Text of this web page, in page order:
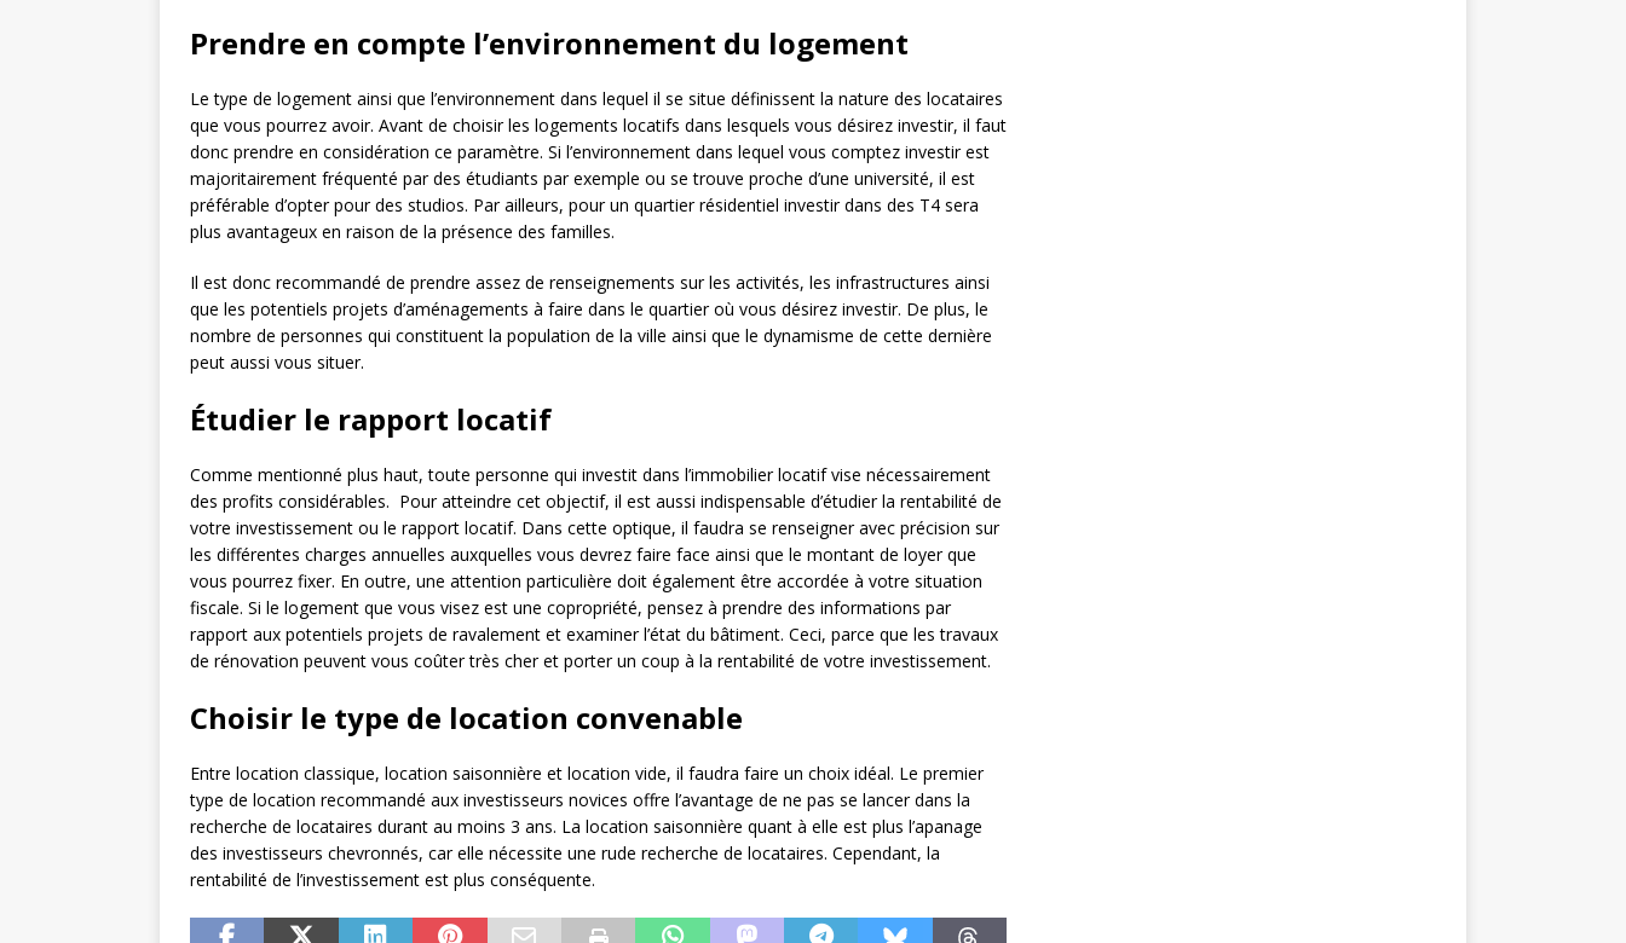
Prendre en compte l’environnement du logement
Le type de logement ainsi que l’environnement dans lequel il se situe définissent la nature des locataires
que vous pourrez avoir. Avant de choisir les logements locatifs dans lesquels vous désirez investir, il faut
donc prendre en considération ce paramètre. Si l’environnement dans lequel vous comptez investir est
majoritairement fréquenté par des étudiants par exemple ou se trouve proche d’une université, il est
préférable d’opter pour des studios. Par ailleurs, pour un quartier résidentiel investir dans des T4 sera
plus avantageux en raison de la présence des familles.
Il est donc recommandé de prendre assez de renseignements sur les activités, les infrastructures ainsi
que les potentiels projets d’aménagements à faire dans le quartier où vous désirez investir. De plus, le
nombre de personnes qui constituent la population de la ville ainsi que le dynamisme de cette dernière
peut aussi vous situer.
Étudier le rapport locatif
Comme mentionné plus haut, toute personne qui investit dans l’immobilier locatif vise nécessairement
des profits considérables. Pour atteindre cet objectif, il est aussi indispensable d’étudier la rentabilité de
votre investissement ou le rapport locatif. Dans cette optique, il faudra se renseigner avec précision sur
les différentes charges annuelles auxquelles vous devrez faire face ainsi que le montant de loyer que
vous pourrez fixer. En outre, une attention particulière doit également être accordée à votre situation
fiscale. Si le logement que vous visez est une copropriété, pensez à prendre des informations par
rapport aux potentiels projets de ravalement et examiner l’état du bâtiment. Ceci, parce que les travaux
de rénovation peuvent vous coûter très cher et porter un coup à la rentabilité de votre investissement.
Choisir le type de location convenable
Entre location classique, location saisonnière et location vide, il faudra faire un choix idéal. Le premier
type de location recommandé aux investisseurs novices offre l’avantage de ne pas se lancer dans la
recherche de locataires durant au moins 3 ans. La location saisonnière quant à elle est plus l’apanage
des investisseurs chevronnés, car elle nécessite une rude recherche de locataires. Cependant, la
rentabilité de l’investissement est plus conséquente.